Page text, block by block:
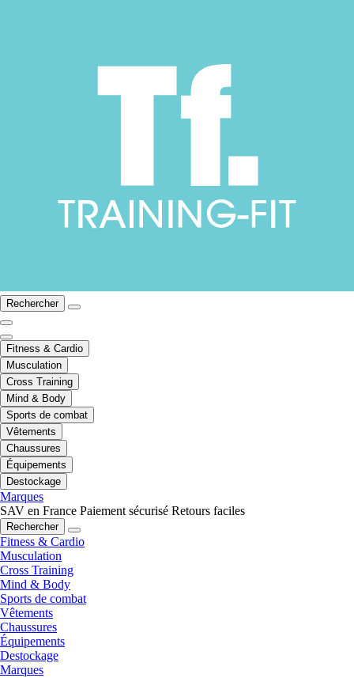
Rechercher
Fitness & Cardio
Musculation
Cross Training
Mind & Body
Sports de combat
Vêtements
Chaussures
Équipements
Destockage
Marques
SAV en France Paiement sécurisé Retours faciles
Rechercher
Fitness & Cardio
Musculation
Cross Training
Mind & Body
Sports de combat
Vêtements
Chaussures
Équipements
Destockage
Marques